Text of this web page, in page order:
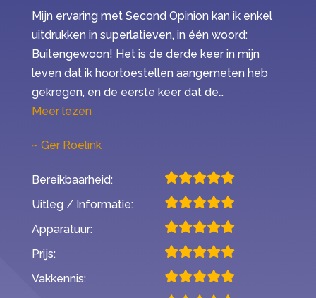
Mijn ervaring met Second Opinion kan ik enkel
uitdrukken in superlatieven, in één woord:
Buitengewoon! Het is de derde keer in mijn
leven dat ik hoortoestellen aangemeten heb
gekregen, en de eerste keer dat de…
Meer lezen“Mijn ervaring met Second Opinion”
Ger Roelink
Bereikbaarheid:
Uitleg / Informatie:
Apparatuur:
Prijs:
Vakkennis: